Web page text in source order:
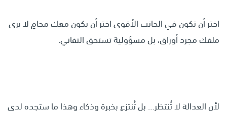
اختر أن تكون في الجانب الأقوى اختر أن يكون معك محامٍ لا يرى
ملفك مجرد أوراق، بل مسؤولية تستحق التفاني.
لأن العدالة لا تُنتظر… بل تُنتزع بخبرة وذكاء وهذا ما ستجده لدى